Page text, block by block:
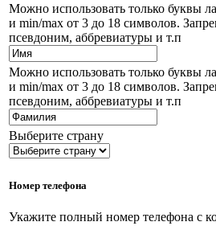
Можно использовать только буквы
и min/max от 3 до 18 символов.
псевдоним, аббревиатуры и т.п
Можно использовать только буквы
и min/max от 3 до 18 символов.
псевдоним, аббревиатуры и т.п
Выберите страну
Номер телефона
Укажите полный номер телефона с